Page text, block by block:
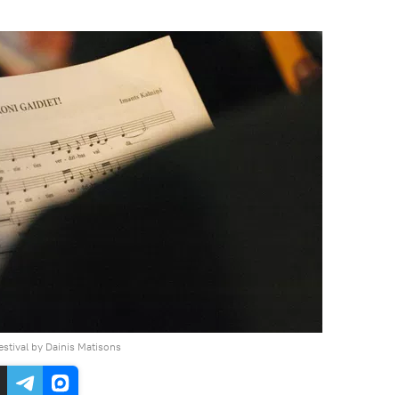
by Dainis Matisons